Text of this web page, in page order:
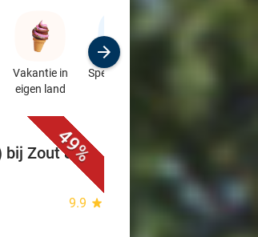
Vakantie in
eigen land
Speciaalzaken
49%
bij Zout &
9.9 star